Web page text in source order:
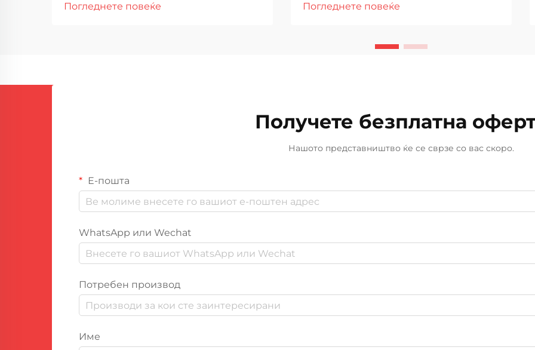
на производството, ефикасноста и
Погледнете повеќе
материјали што се користат со
фактор кој влијае на квалитетот,
Погледнете повеќе
Получете безплатна
Нашото представништво ќе се сврзе со вас скоро.
Е-пошта
WhatsApp или Wechat
Потребен производ
Име